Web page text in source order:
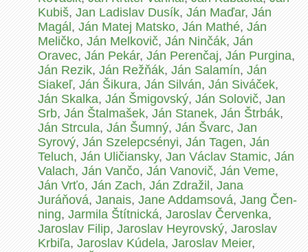
Kubiš,Jan Ladislav Dusík,Ján Maďar,Ján
Magál,Ján Matej Matsko,Ján Mathé,Ján
Meličko,Ján Melkovič,Ján Ninčák,Ján
Oravec,Ján Pekár,Ján Perenčaj,Ján Purgina,
Ján Rezik,Ján Režňák,Ján Salamín,Ján
Siakeľ,Ján Šikura,Ján Silván,Ján Siváček,
Ján Skalka,Ján Šmigovský,Ján Solovič,Jan
Srb,Ján Štalmašek,Ján Stanek,Ján Štrbák,
Ján Strcula,Ján Šumný,Ján Švarc,Jan
Syrový,Ján Szelepcsényi,Ján Tagen,Ján
Teluch,Ján Uličiansky,Jan Václav Stamic,Ján
Valach,Ján Vančo,Ján Vanovič,Ján Veme,
Ján Vrťo,Ján Zach,Ján Zdražil,Jana
Juráňová,Janais,Jane Addamsová,Jang Čen-
ning,Jarmila Štítnická,Jaroslav Červenka,
Jaroslav Filip,Jaroslav Heyrovský,Jaroslav
Krbiľa,Jaroslav Kúdela,Jaroslav Meier,